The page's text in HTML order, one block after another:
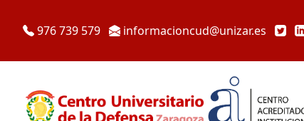
976 739 579 informacioncud@unizar.es